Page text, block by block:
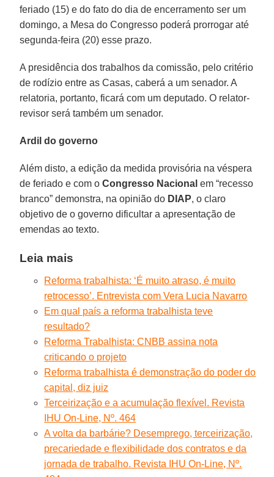
feriado (15) e do fato do dia de encerramento ser um
domingo, a Mesa do Congresso poderá prorrogar até
segunda-feira (20) esse prazo.
A presidência dos trabalhos da comissão, pelo critério
de rodízio entre as Casas, caberá a um senador. A
relatoria, portanto, ficará com um deputado. O relator-
revisor será também um senador.
Ardil do governo
Além disto, a edição da medida provisória na véspera
de feriado e com o Congresso Nacional em “recesso
branco” demonstra, na opinião do DIAP, o claro
objetivo de o governo dificultar a apresentação de
emendas ao texto.
Leia mais
Reforma trabalhista: ‘É muito atraso, é muito
retrocesso’. Entrevista com Vera Lucia Navarro
Em qual país a reforma trabalhista teve
resultado?
Reforma Trabalhista: CNBB assina nota
criticando o projeto
Reforma trabalhista é demonstração do poder do
capital, diz juiz
Terceirização e a acumulação flexível. Revista
IHU On-Line, Nº. 464
A volta da barbárie? Desemprego, terceirização,
precariedade e flexibilidade dos contratos e da
jornada de trabalho. Revista IHU On-Line, Nº.